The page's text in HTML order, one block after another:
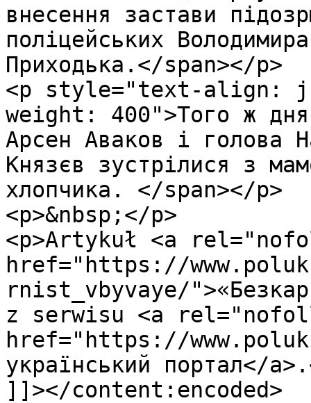
внесення застави
поліцейських
Приходька.</span></p>
<p style="text-align:
weight: 400">Того ж дня
Арсен Аваков і голова
Князєв зустрілися з
хлопчика. </span></p>
<p>&nbsp;</p>
<p>Artykuł <a
href="https://
rnist_vbyvaye/
z serwisu <a
href="https://
український портал</
]]></content:encoded>